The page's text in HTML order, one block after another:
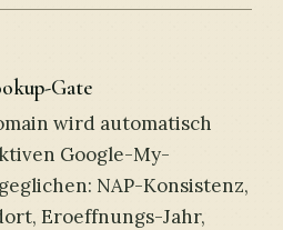
Gate
wird automatisch
Google-My-
NAP-Konsistenz,
Eroeffnungs-Jahr,